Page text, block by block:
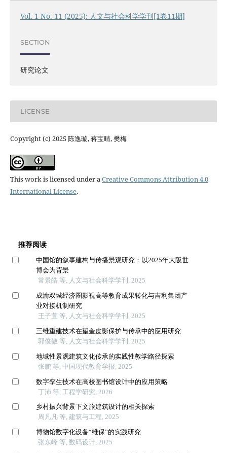
Vol. 1 No. 11 (2025): 人文与社会科学学刊[1卷11期]
SECTION
研究论文
LICENSE
Copyright (c) 2025 陈逸璇, 蒋宝晴, 樊梅
This work is licensed under aCreative Commons Attribution 4.0
International License.
推荐阅读
中国馆的叙事建构与传播景观研究：以2025年大阪世
博会为背景
常景皓 等, 人文与社会科学学刊, 2025
成渝双城经济圈影视高等教育成果转化与吉利集团产
业对接机制研究
王子萱 等, 人文与社会科学学刊, 2025
三维重建技术在望奎皮影保护与传承中的应用研究
郭俊傲 等, 人文与社会科学学刊, 2025
地域性景观建筑文化传承的实践性教学路径探索
张鹏 等, 中国现代教育学报, 2025
数字孪生技术在高校图书馆设计中的应用策略
丁沛 等, 工程学研究, 2026
乡村振兴背景下文旅建筑设计的相关探索
周凡凡 等, 建筑与工程, 2025
博物馆数字化设备“维保”的实践研究
张东峰 等, 数码设计, 2025